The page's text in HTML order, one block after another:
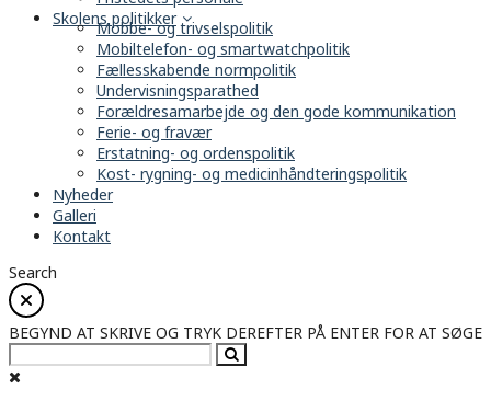
Skolens politikker
Mobbe- og trivselspolitik
Mobiltelefon- og smartwatchpolitik
Fællesskabende normpolitik
Undervisningsparathed
Forældresamarbejde og den gode kommunikation
Ferie- og fravær
Erstatning- og ordenspolitik
Kost- rygning- og medicinhåndteringspolitik
Nyheder
Galleri
Kontakt
Search
BEGYND AT SKRIVE OG TRYK DEREFTER PÅ ENTER FOR AT SØGE